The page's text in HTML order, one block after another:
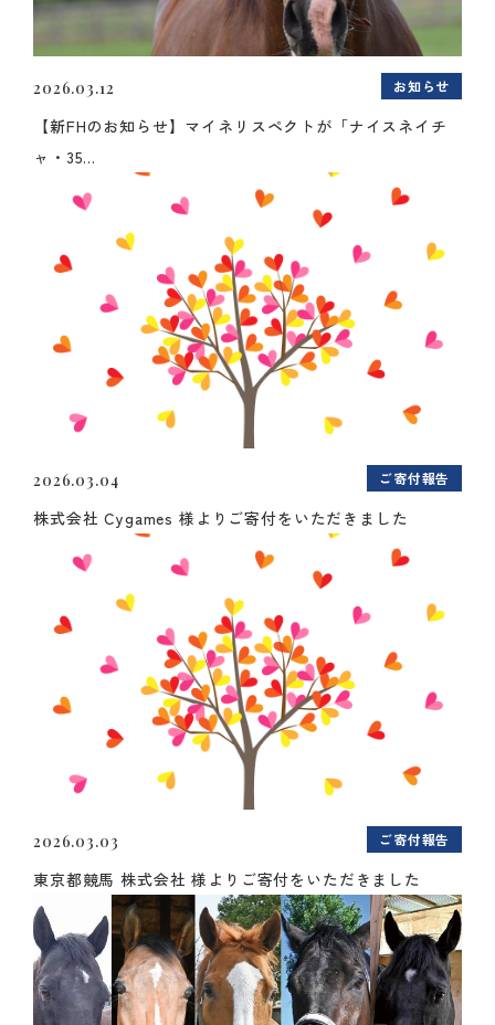
2026.03.12 お知らせ
【新FHのお知らせ】マイネリスペクトが「ナイスネイチ
ャ・35...
2026.03.04 ご寄付報告
株式会社 Cygames 様よりご寄付をいただきました
2026.03.03 ご寄付報告
東京都競馬 株式会社 様よりご寄付をいただきました